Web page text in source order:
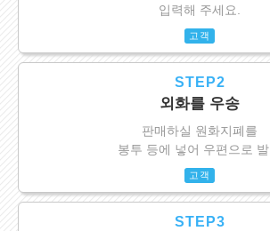
입력해 주세요.
고객
STEP2
외화를 우송
판매하실 원화지폐를
봉투 등에 넣어 우편으로
고객
STEP3